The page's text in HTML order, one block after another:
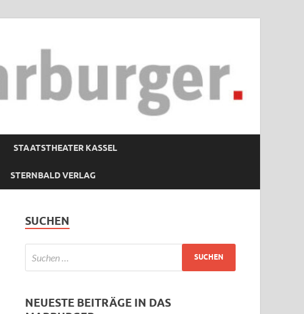
STAATSTHEATER KASSEL
STERNBALD VERLAG
SUCHEN
NEUESTE BEITRÄGE IN DAS